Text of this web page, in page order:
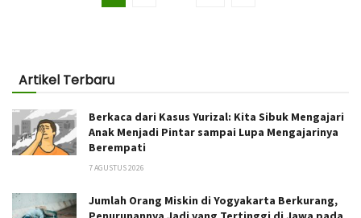
Artikel Terbaru
Berkaca dari Kasus Yurizal: Kita Sibuk Mengajari
Anak Menjadi Pintar sampai Lupa Mengajarinya
Berempati
7 AGUSTUS 2026
Jumlah Orang Miskin di Yogyakarta Berkurang,